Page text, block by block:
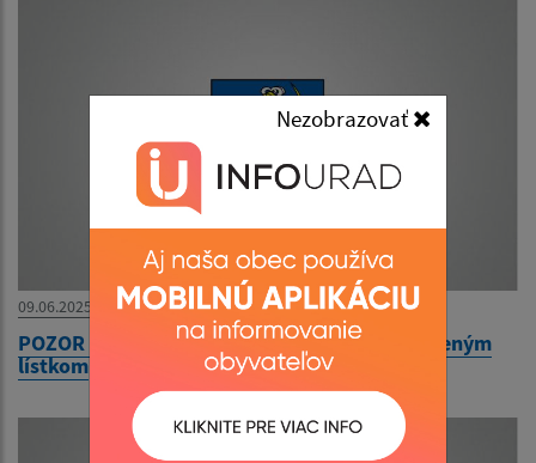
Nezobrazovať
09.06.2025
POZOR - ako ušetriť na cestovnom s predplateným
lístkom